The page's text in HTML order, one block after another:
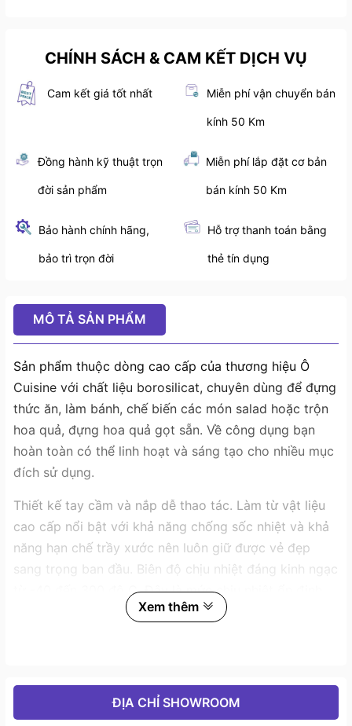
CHÍNH SÁCH & CAM KẾT DỊCH VỤ
Cam kết giá tốt nhất Miễn phí vận chuyển bán
kính 50 Km
Đồng hành kỹ thuật trọn
đời sản phẩm
Miễn phí lắp đặt cơ bản
bán kính 50 Km
Bảo hành chính hãng,
bảo trì trọn đời
Hỗ trợ thanh toán bằng
thẻ tín dụng
MÔ TẢ SẢN PHẨM
Sản phẩm thuộc dòng cao cấp của thương hiệu Ô
Cuisine với chất liệu borosilicat, chuyên dùng để đựng
thức ăn, làm bánh, chế biến các món salad hoặc trộn
hoa quả, đựng hoa quả gọt sẵn. Về công dụng bạn
hoàn toàn có thể linh hoạt và sáng tạo cho nhiều mục
đích sử dụng.
Thiết kế tay cầm và nắp dễ thao tác. Làm từ vật liệu
cao cấp nổi bật với khả năng chống sốc nhiệt và khả
năng hạn chế trầy xước nên luôn giữ được vẻ đẹp
sang trọng ban đầu. Biên độ chịu nhiệt đáng kinh ngạc
từ -40 đến 300 độ C. Đây là mức chịu nhiệt ổn định
và lý tưởng giúp bạn thực hiện các ý tưởng về món ăn
Sản phẩm luôn được khách hàng yêu mến, tin tưởng
và lựa chọn không chỉ bởi thiết kế thẩm mỹ và tính đa
Xem thêm
ĐỊA CHỈ SHOWROOM